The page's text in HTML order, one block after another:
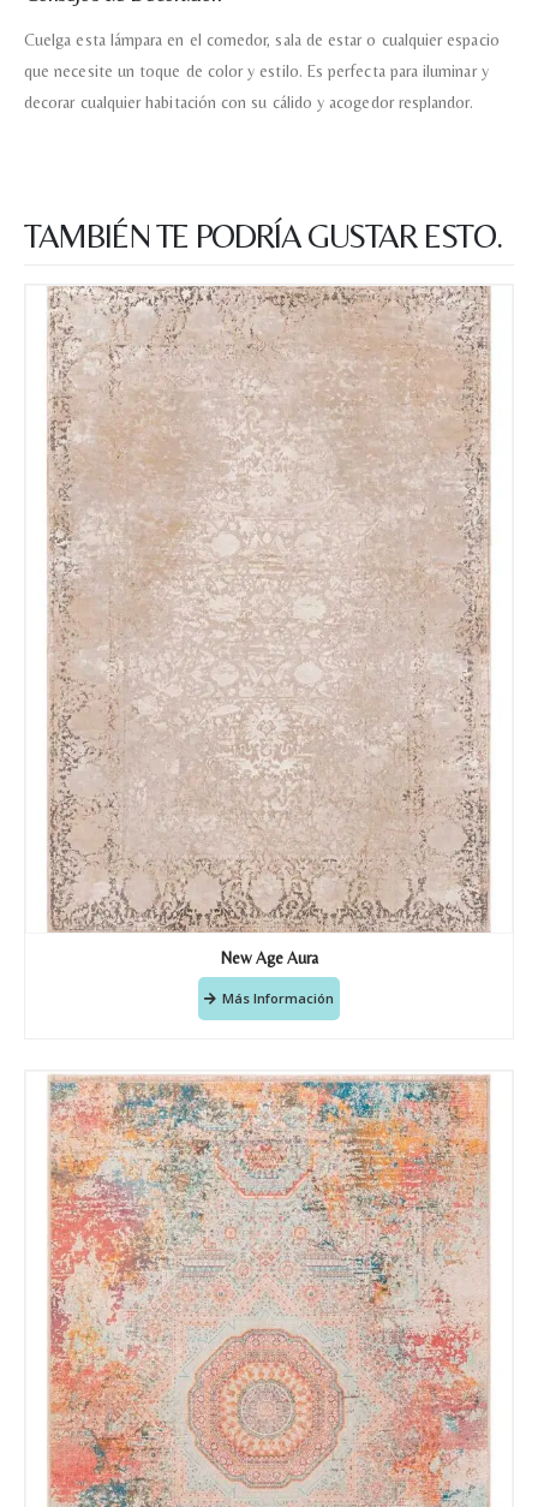
Cuelga esta lámpara en el comedor, sala de estar o cualquier espacio
que necesite un toque de color y estilo. Es perfecta para iluminar y
decorar cualquier habitación con su cálido y acogedor resplandor.
TAMBIÉN TE PODRÍA GUSTAR ESTO.
New Age Aura
Más Información
Teléfono
Tu mensaje.
Nombre y Referencia del producto
Acuerdo RGPD*
Doy mi consentimiento para que
esta web almacene la
información que envío para que
puedan responder a mi petición.
Recibir mi oferta